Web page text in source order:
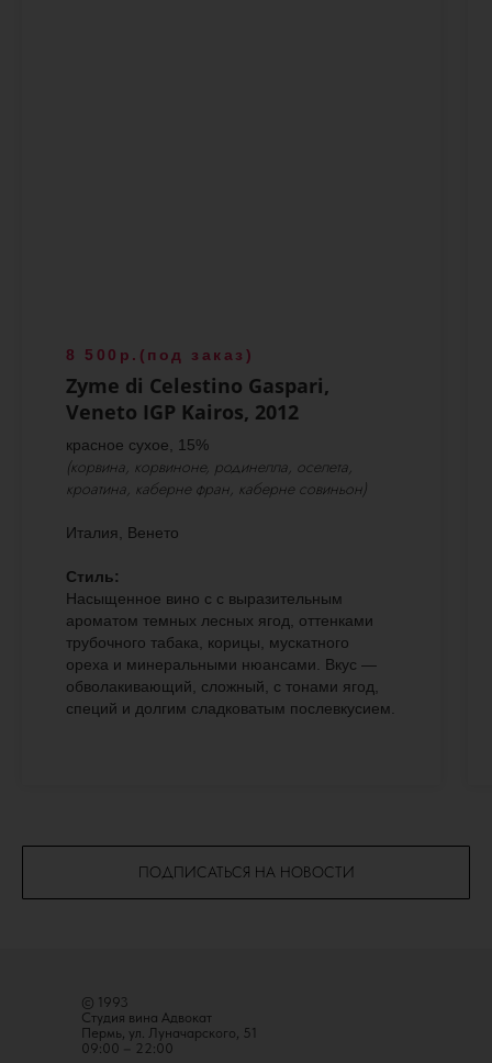
8 500р.(под заказ)
Zyme di Celestino Gaspari,
Veneto IGP Kairos, 2012
красное сухое, 15%
(корвина, корвиноне, родинелла, оселета,
кроатина, каберне фран, каберне совиньон)
Италия, Венето
Стиль:
Насыщенное вино с с выразительным
ароматом темных лесных ягод, оттенками
трубочного табака, корицы, мускатного
ореха и минеральными нюансами. Вкус —
обволакивающий, сложный, с тонами ягод,
специй и долгим сладковатым послевкусием.
ПОДПИСАТЬСЯ НА НОВОСТИ
© 1993
Студия вина Адвокат
Пермь, ул. Луначарского, 51
09:00 – 22:00